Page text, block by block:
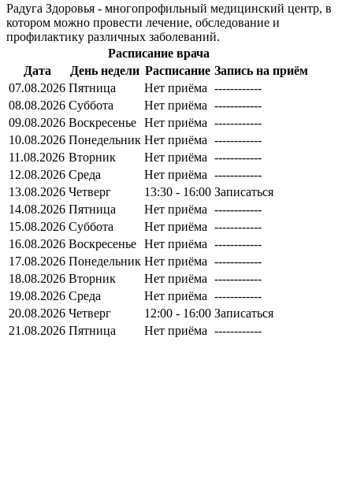
Радуга Здоровья - многопрофильный медицинский центр, в
котором можно провести лечение, обследование и
профилактику различных заболеваний.
Расписание врача
Дата
День недели Расписание Запись на приём
07.08.2026 Пятница Нет приёма ------------
08.08.2026 Суббота Нет приёма ------------
09.08.2026 Воскресенье Нет приёма ------------
10.08.2026 Понедельник Нет приёма ------------
11.08.2026 Вторник Нет приёма ------------
12.08.2026 Среда Нет приёма ------------
13.08.2026 Четверг 13:30 - 16:00 Записаться
14.08.2026 Пятница Нет приёма ------------
15.08.2026 Суббота Нет приёма ------------
16.08.2026 Воскресенье Нет приёма ------------
17.08.2026 Понедельник Нет приёма ------------
18.08.2026 Вторник Нет приёма ------------
19.08.2026 Среда Нет приёма ------------
20.08.2026 Четверг 12:00 - 16:00 Записаться
21.08.2026 Пятница Нет приёма ------------